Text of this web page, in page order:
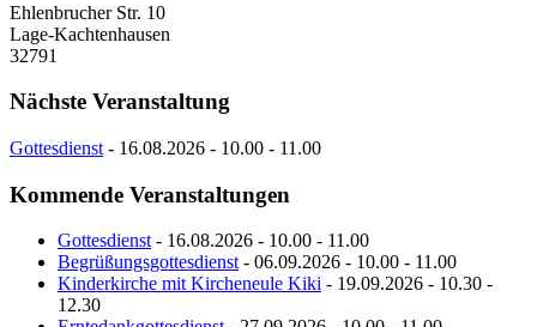
Ehlenbrucher Str. 10
Lage-Kachtenhausen
32791
Nächste Veranstaltung
Gottesdienst - 16.08.2026 - 10.00 - 11.00
Kommende Veranstaltungen
Gottesdienst- 16.08.2026 - 10.00 - 11.00
Begrüßungsgottesdienst- 06.09.2026 - 10.00 - 11.00
Kinderkirche mit Kircheneule Kiki - 19.09.2026 - 10.30 -
12.30